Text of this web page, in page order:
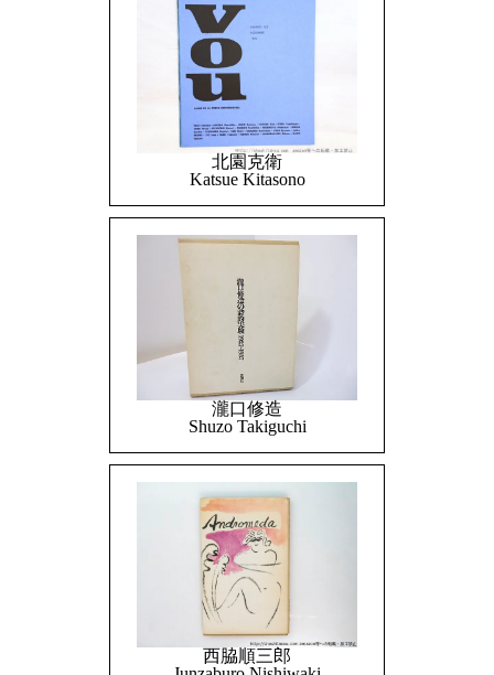
北園克衛
Katsue Kitasono
瀧口修造
Shuzo Takiguchi
西脇順三郎